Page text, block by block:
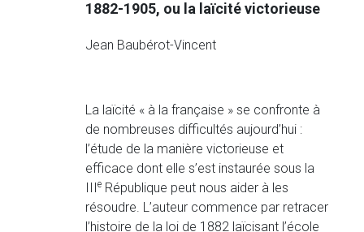
1882-1905, ou la laïcité victorieuse
Jean Baubérot-Vincent
La laïcité « à la française » se confronte à
de nombreuses difficultés aujourd’hui :
l’étude de la manière victorieuse et
efficace dont elle s’est instaurée sous la
IIIe République peut nous aider à les
résoudre. L’auteur commence par retracer
l’histoire de la loi de 1882 laïcisant l’école